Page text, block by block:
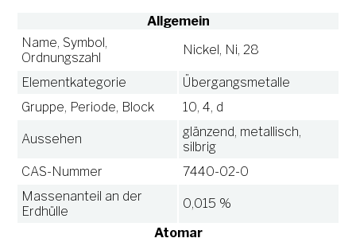
Allgemein
Name, Symbol,
Ordnungszahl
Nickel, Ni, 28
Elementkategorie
Übergangsmetalle
Gruppe, Periode, Block
10, 4, d
Aussehen
glänzend, metallisch,
silbrig
CAS-Nummer
7440-02-0
Massenanteil an der
Erdhülle
0,015 %
Atomar